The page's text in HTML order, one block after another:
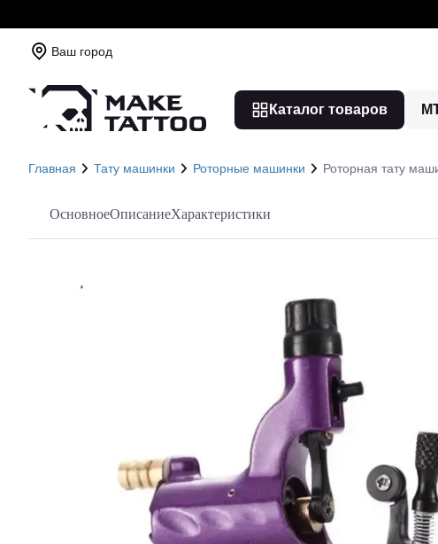
Ваш город
Каталог товаров
Главная Тату машинки Роторные машинки Роторная тату
ОсновноеОписаниеХарактеристики